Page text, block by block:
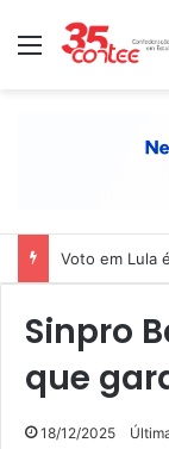
Menu
Voto em Lula
Sinpro
que
18/12/2025